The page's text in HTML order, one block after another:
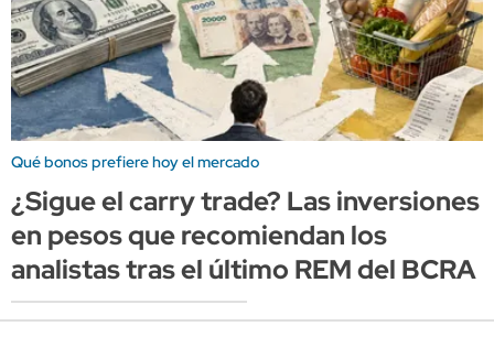
Qué bonos prefiere hoy el mercado
¿Sigue el carry trade? Las inversiones
en pesos que recomiendan los
analistas tras el último REM del BCRA